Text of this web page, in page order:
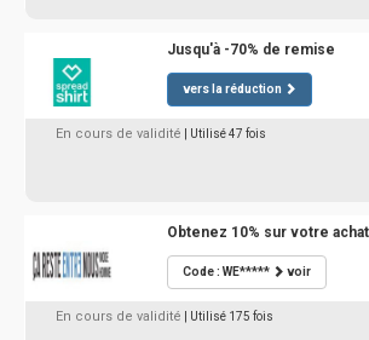
Jusqu'à -70% de remise
vers la réduction
En cours de validité | Utilisé 47 fois
Obtenez 10% sur votre achat
Code : WE***** voir
En cours de validité | Utilisé 175 fois